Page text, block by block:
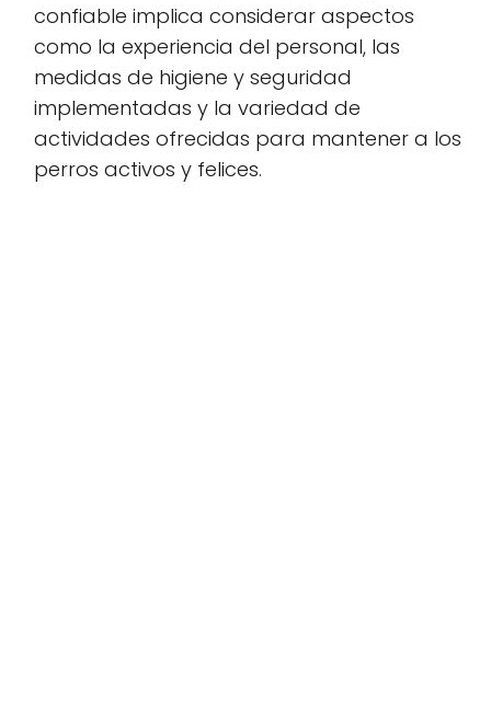
confiable implica considerar aspectos
como la experiencia del personal, las
medidas de higiene y seguridad
implementadas y la variedad de
actividades ofrecidas para mantener a los
perros activos y felices.